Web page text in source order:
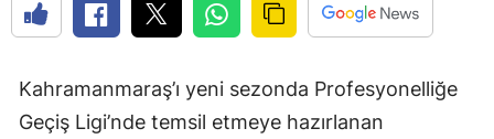
Kahramanmaraş’ı yeni sezonda Profesyonelliğe
Geçiş Ligi’nde temsil etmeye hazırlanan